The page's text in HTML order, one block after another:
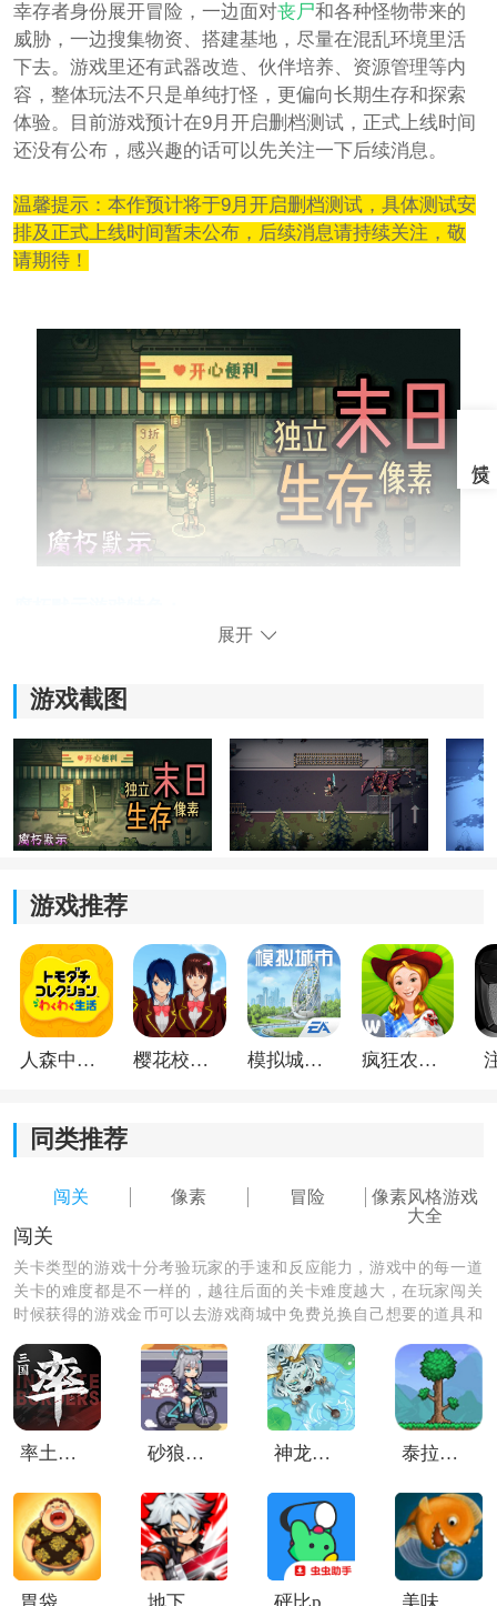
幸存者身份展开冒险，一边面对丧尸和各种怪物带来的
威胁，一边搜集物资、搭建基地，尽量在混乱环境里活
下去。游戏里还有武器改造、伙伴培养、资源管理等内
容，整体玩法不只是单纯打怪，更偏向长期生存和探索
体验。目前游戏预计在9月开启删档测试，正式上线时间
还没有公布，感兴趣的话可以先关注一下后续消息。
温馨提示：本作预计将于9月开启删档测试，具体测试安
排及正式上线时间暂未公布，后续消息请持续关注，敬
请期待！
游戏采用像素画风，不过场景并不单调。废弃建筑、荒
凉街区和各种隐藏角落都做了不少细节，探索时会有种
在末日废墟里慢慢摸索的感觉。
2、异能与怪物对抗：
碰到不同类型的怪物。战斗不只是拼数值，技能使用时
机也挺重要。
3、生存建设玩法：
基地相当于后方据点，平时可以种植作物、养殖资源，
也得合理安排物资使用。后期想稳定发展，资源管理这
游戏攻略：
一、武器改造
游戏支持对不同武器进行改装，玩家可以自由搭配各种
组件，进一步强化攻击效果。想要提升整体战斗效率，
为队伍配置强力改造武器是比较重要的一环。
展开
游戏截图
游戏推荐
人森中文版 樱花校园模拟器1.048.00中文版 模拟城市我是巿长联机版 疯狂农场3美国派19
同类推荐
闯关 像素 冒险
像素风格游戏
大全
闯关
关卡类型的游戏十分考验玩家的手速和反应能力，游戏中的每一道
关卡的难度都是不一样的，越往后面的关卡难度越大，在玩家闯关
时候获得的游戏金币可以去游戏商城中免费兑换自己想要的道具和
戏好友已经参与游戏中玩的不亦乐乎了，快来和他偶遇吧。
率土之滨vivo客户端 砂狼白子的骑行 神龙吞噬传说 泰拉瑞亚灾厄